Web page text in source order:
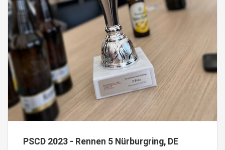
PSCD 2023 - Rennen 5 Nürburgring, DE